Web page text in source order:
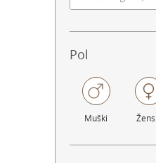
Pol
Muški